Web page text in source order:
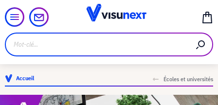
Accueil Écoles et universités